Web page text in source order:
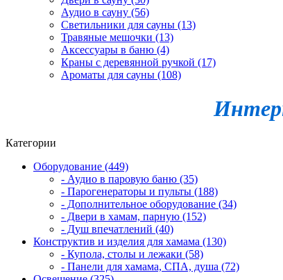
Аудио в сауну (56)
Светильники для сауны (13)
Травяные мешочки (13)
Аксессуары в баню (4)
Краны с деревянной ручкой (17)
Ароматы для сауны (108)
Категории
Оборудование (449)
- Аудио в паровую баню (35)
- Парогенераторы и пульты (188)
- Дополнительное оборудование (34)
- Двери в хамам, парную (152)
- Душ впечатлений (40)
Конструктив и изделия для хамама (130)
- Купола, столы и лежаки (58)
- Панели для хамама, СПА, душа (72)